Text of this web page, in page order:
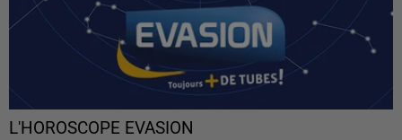
L'HOROSCOPE EVASION